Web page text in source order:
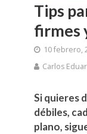
Tips
firmes
10 febrero,
Carlos
Si quieres
débiles,
plano,